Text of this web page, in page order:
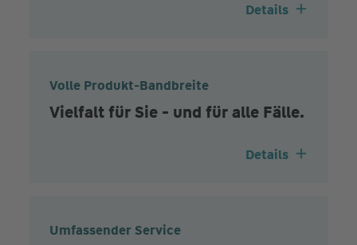
Details
Volle Produkt-Bandbreite
Vielfalt für Sie - und für alle Fälle.
Details
Umfassender Service